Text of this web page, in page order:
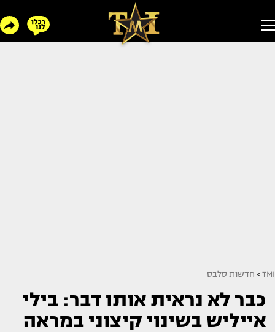
TMI
> חדשות סלבס
כבר לא נראית אותו דבר: בילי
אייליש בשינוי קיצוני במראה